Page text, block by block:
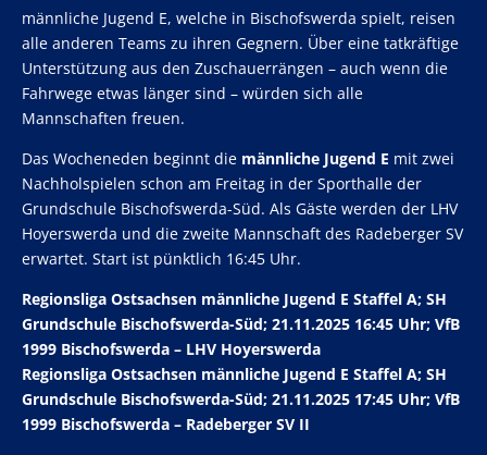
männliche Jugend E, welche in Bischofswerda spielt, reisen
alle anderen Teams zu ihren Gegnern. Über eine tatkräftige
Unterstützung aus den Zuschauerrängen – auch wenn die
Fahrwege etwas länger sind – würden sich alle
Mannschaften freuen.
Das Wocheneden beginnt die männliche Jugend E mit zwei
Nachholspielen schon am Freitag in der Sporthalle der
Grundschule Bischofswerda-Süd. Als Gäste werden der LHV
Hoyerswerda und die zweite Mannschaft des Radeberger SV
erwartet. Start ist pünktlich 16:45 Uhr.
Regionsliga Ostsachsen männliche Jugend E Staffel A; SH
Grundschule Bischofswerda-Süd; 21.11.2025 16:45 Uhr; VfB
1999 Bischofswerda – LHV Hoyerswerda
Regionsliga Ostsachsen männliche Jugend E Staffel A; SH
Grundschule Bischofswerda-Süd; 21.11.2025 17:45 Uhr; VfB
1999 Bischofswerda – Radeberger SV II